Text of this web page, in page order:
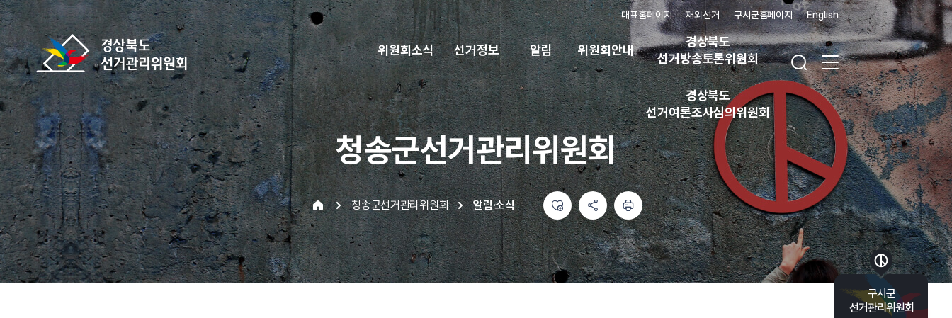
바로가기 메뉴
대표홈페이지 재외선거 구시군홈페이지 English
위원회소식 선거정보 알림 위원회안내
경상북도
선거방송토론위원회
경상북도
선거여론조사심의위원회
청송군선거관리위원회
청송군선거관리위원회 알림·소식
구시군
선거관리위원회
바로가기 목록 열기